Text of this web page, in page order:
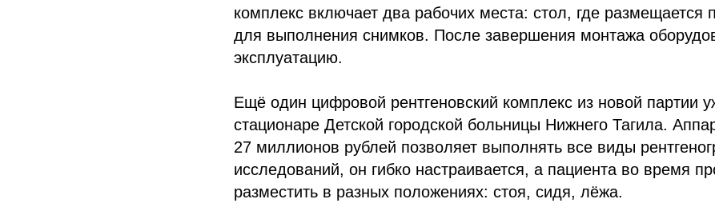
комплекс включает два рабочих места: стол, где размещается
для выполнения снимков. После завершения монтажа
эксплуатацию.
Ещё один цифровой рентгеновский комплекс из новой партии
стационаре Детской городской больницы Нижнего Тагила.
27 миллионов рублей позволяет выполнять все виды
исследований, он гибко настраивается, а пациента во время
разместить в разных положениях: стоя, сидя, лёжа.